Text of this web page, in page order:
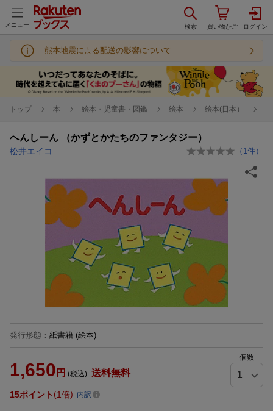
メニュー
熊本地震による配送の影響について
トップ 本 絵本・児童書・図鑑 絵本 絵本(日本）
へんしーん （かずとかたちのファンタジー）
松井エイコ （ 1 件）
発行形態 ： 紙書籍 (絵本)
1,650 円 (税込) 送料無料
個数
15ポイント 1倍 内訳